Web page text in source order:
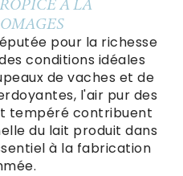
À LA
pour la richesse
conditions idéales
de vaches et de
l'air pur des
tempéré contribuent
du lait produit dans
à la fabrication